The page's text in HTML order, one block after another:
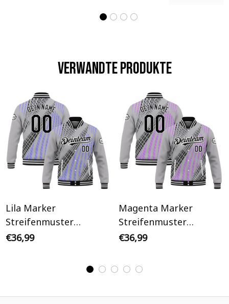
Verwandte Produkte
Lila Marker
Streifenmuster
Streetwear Cyberpunk
€36,99
Magenta Marker
Streifenmuster
Streetwear Cyberpunk
College Jacke
€36,99